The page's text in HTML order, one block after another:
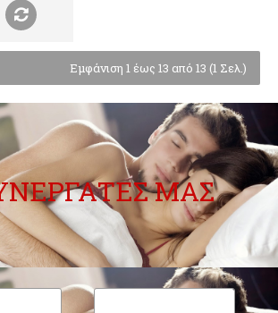
Εμφάνιση 1 έως 13 από 13 (1 Σελ.)
ΜΑΣ